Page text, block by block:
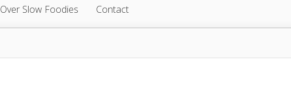
Over Slow Foodies Contact